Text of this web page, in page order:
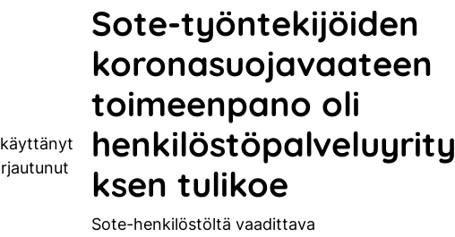
Sote-työntekijöiden
koronasuojavaateen
toimeenpano oli
henkilöstöpalveluyrity
ksen tulikoe
Sote-henkilöstöltä vaadittava